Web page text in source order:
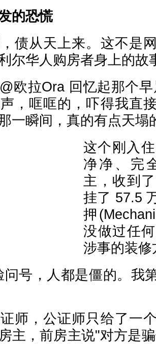
的恐慌
债从天上来。这不是
尔华人购房者身上的故
欧拉Ora 回忆起那个
，哐哐的，吓得我直
一瞬间，真的有点天塌
这个刚入
净净、完
主，收到
挂了 57.5
押
没做过任
涉事的装
问号，人都是僵的。我
师，公证师只给了一
主，前房主说"对方是